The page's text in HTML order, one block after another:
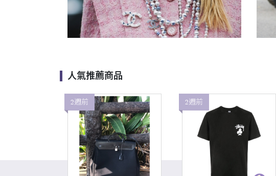
人氣推薦商品
2週前 2週前